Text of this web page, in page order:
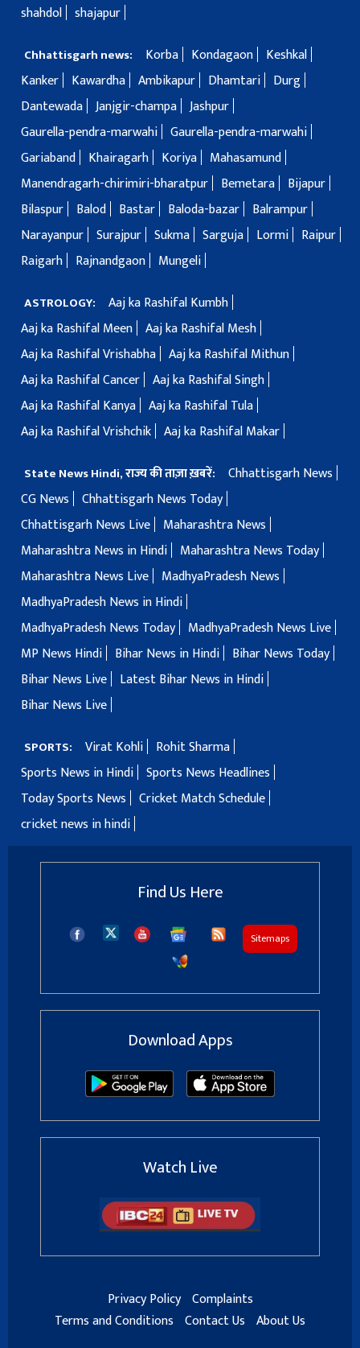
shahdol shajapur
Chhattisgarh news: Korba Kondagaon
Keshkal
Kanker
Kawardha Ambikapur Dhamtari
Durg
Dantewada Janjgir-champa Jashpur
Gaurella-pendra-marwahi Gaurella-pendra-marwahi
Gariaband
Khairagarh Koriya
Mahasamund
Manendragarh-chirimiri-bharatpur
Bemetara
Bijapur
Bilaspur
Balod Bastar Baloda-bazar
Balrampur
Narayanpur Surajpur Sukma Sarguja Lormi
Raipur
Raigarh
Rajnandgaon Mungeli
ASTROLOGY:
Aaj ka Rashifal Kumbh
Aaj ka Rashifal Meen Aaj ka Rashifal Mesh
Aaj ka Rashifal Vrishabha Aaj ka Rashifal Mithun
Aaj ka Rashifal Cancer Aaj ka Rashifal Singh
Aaj ka Rashifal Kanya Aaj ka Rashifal Tula
Aaj ka Rashifal Vrishchik Aaj ka Rashifal Makar
State News Hindi, राज्य की ताज़ा ख़बरें:
Chhattisgarh News
CG News
Chhattisgarh News Today
Chhattisgarh News Live
Maharashtra News
Maharashtra News in Hindi
Maharashtra News Today
Maharashtra News Live
MadhyaPradesh News
MadhyaPradesh News in Hindi
MadhyaPradesh News Today
MadhyaPradesh News Live
MP News Hindi
Bihar News in Hindi
Bihar News Today
Bihar News Live
Latest Bihar News in Hindi
Bihar News Live
SPORTS: Virat Kohli
Rohit Sharma
Sports News in Hindi Sports News Headlines
Today Sports News
Cricket Match Schedule
cricket news in hindi
Find Us Here
Sitemaps
Download Apps
Watch Live
Privacy Policy Complaints
Terms and Conditions Contact Us About Us